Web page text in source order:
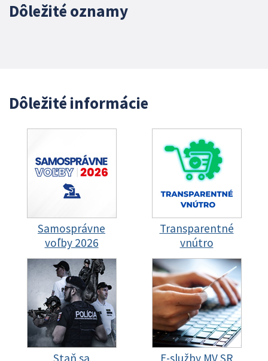
Dôležité oznamy
Dôležité informácie
Samosprávne
voľby 2026
Transparentné
vnútro